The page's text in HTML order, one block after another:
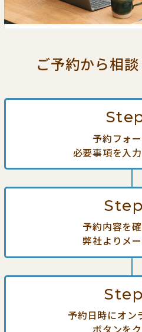
ご予約から相
予約フォ
必要事項を入
Step
予約内容を確
弊社よりメ
Step
予約日時にオン
ボタンを